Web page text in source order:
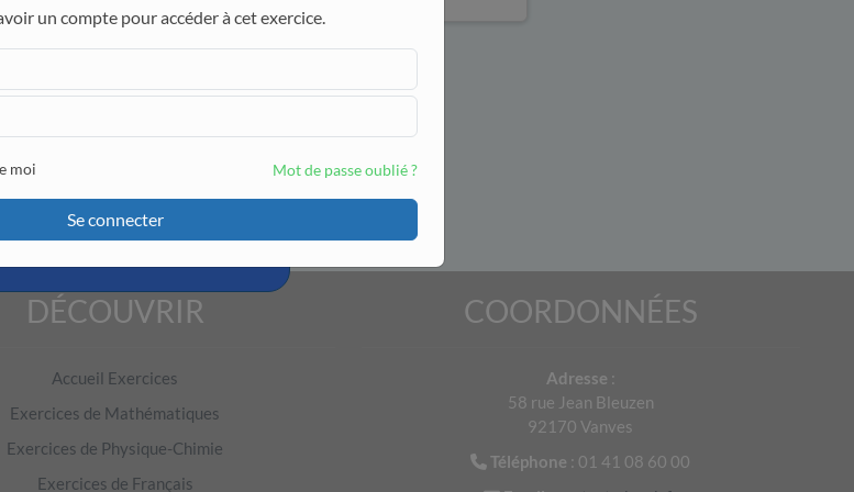
un compte pour accéder à cet exercice.
moi Mot de passe oublié ?
Se connecter
DÉCOUVRIR
Accueil Exercices
Exercices de Mathématiques
Exercices de Physique-Chimie
Exercices de Français
COORDONNÉES
Adresse :
58 rue Jean Bleuzen
92170 Vanves
Téléphone : 01 41 08 60 00